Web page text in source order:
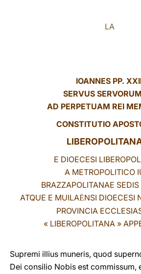
LA
IOANNES PP.
SERVUS
AD PERPETUAM REI
CONSTITUTIO
E DIOECESI
A METROPOLITICO
BRAZZAPOLITANAE SEDIS
ATQUE E MUILAËNSI DIOECESI
PROVINCIA
« LIBEROPOLITANA »
Supremi illius muneris, quod
Dei consilio Nobis est commissum,